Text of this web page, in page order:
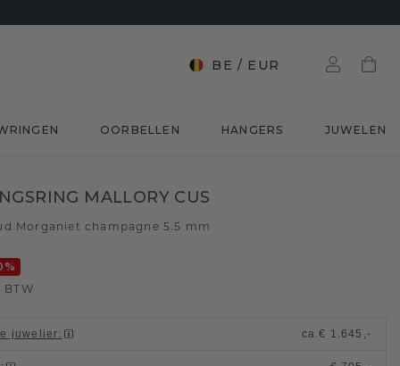
BE / EUR
OORBELLEN HANGERS JUWELEN
MALLORY CUS
Morganiet champagne 5.5 mm
%
BTW
juwelier: ca.€ 1.645,-